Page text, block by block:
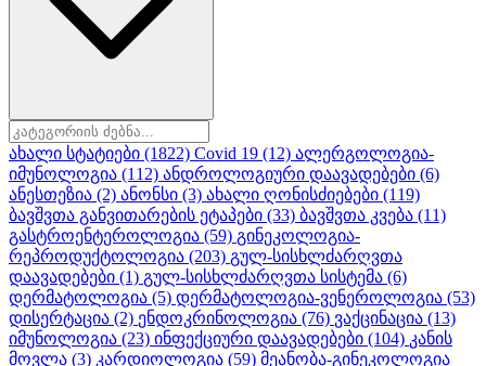
ახალი სტატიები (1822) Covid 19 (12) ალერგოლოგია-
იმუნოლოგია (112) ანდროლოგიური დაავადებები (6)
ანესთეზია (2) ანონსი (3) ახალი ღონისძიებები (119)
ბავშვთა განვითარების ეტაპები (33) ბავშვთა კვება (11)
გასტროენტეროლოგია (59) გინეკოლოგია-
რეპროდუქტოლოგია (203) გულ-სისხლძარღვთა
დაავადებები (1) გულ-სისხლძარღვთა სისტემა (6)
დერმატოლოგია (5) დერმატოლოგია-ვენეროლოგია (53)
დისერტაცია (2) ენდოკრინოლოგია (76) ვაქცინაცია (13)
იმუნოლოგია (23) ინფექციური დაავადებები (104) კანის
მოვლა (3) კარდიოლოგია (59) მეანობა-გინეკოლოგია